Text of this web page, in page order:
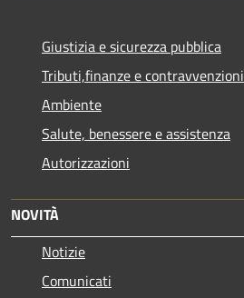
Giustizia e sicurezza pubblica
Tributi,finanze e contravvenzioni
Ambiente
Salute, benessere e assistenza
Autorizzazioni
NOVITÀ
Notizie
Comunicati